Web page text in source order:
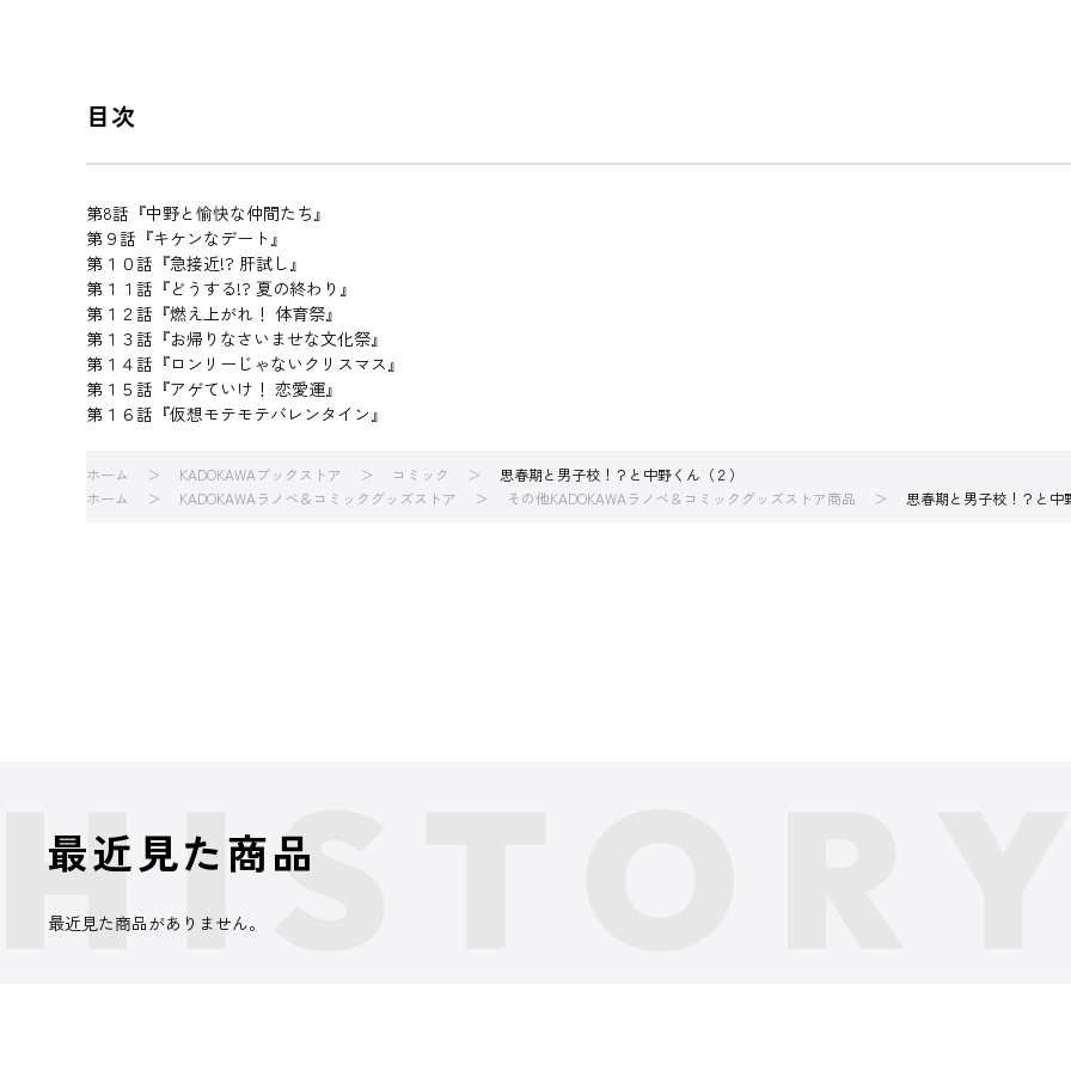
目次
第8話『中野と愉快な仲間たち』
第９話『キケンなデート』
第１０話『急接近!? 肝試し』
第１１話『どうする!? 夏の終わり』
第１２話『燃え上がれ！ 体育祭』
第１３話『お帰りなさいませな文化祭』
第１４話『ロンリーじゃないクリスマス』
第１５話『アゲていけ！ 恋愛運』
第１６話『仮想モテモテバレンタイン』
ホーム KADOKAWAブックストア コミック
思春期と男子校！？と中野くん（２）
ホーム
KADOKAWAラノベ＆コミックグッズストア その他KADOKAWAラノベ＆コミックグッズストア商品 思春期と男子校！？と中
最近見た商品
最近見た商品がありません。